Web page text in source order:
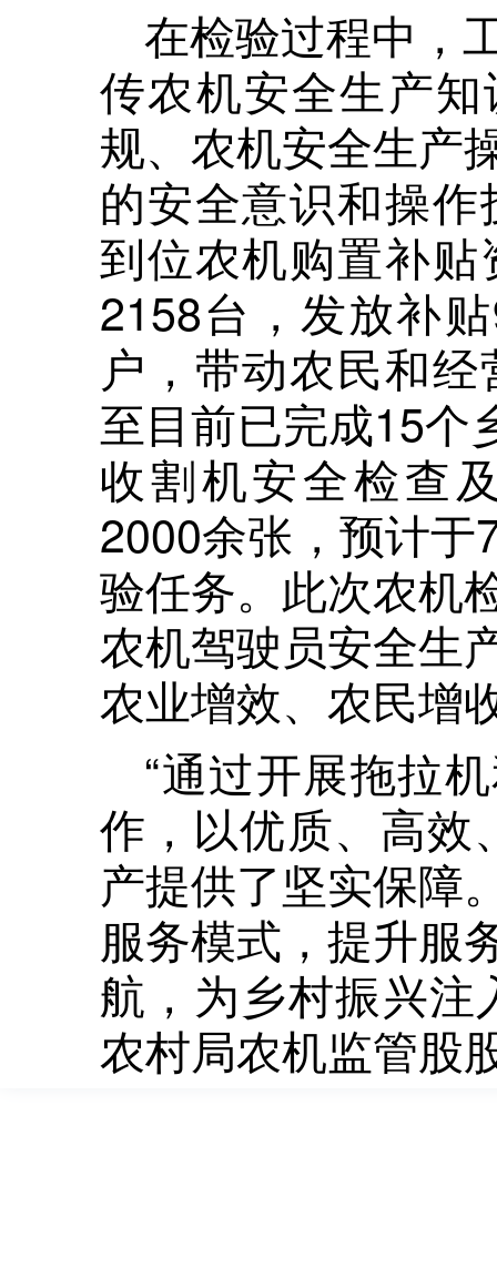
在检验过程中，
传农机安全生产
规、农机安全生产
的安全意识和操
到位农机购置补
2158台，发放补
户，带动农民和
至目前已完成15个
收割机安全检查
2000余张，预计
验任务。此次农机
农机驾驶员安全生
农业增效、农民增
“通过开展拖拉
作，以优质、高效
产提供了坚实保障
服务模式，提升服
航，为乡村振兴注
农村局农机监管股